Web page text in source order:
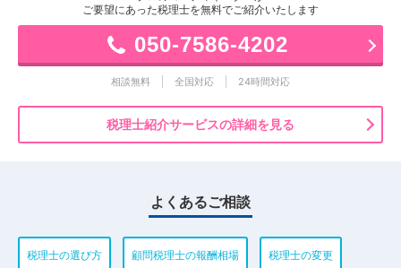
ご要望にあった税理士を無料でご紹介いたします
050-7586-4202
相談無料 全国対応 24時間対応
税理士紹介サービスの詳細を見る
よくあるご相談
税理士の選び方 顧問税理士の報酬相場 税理士の変更